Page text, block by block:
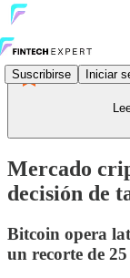
Suscribirse Iniciar
Mercado
decisión de
Bitcoin opera
un recorte de